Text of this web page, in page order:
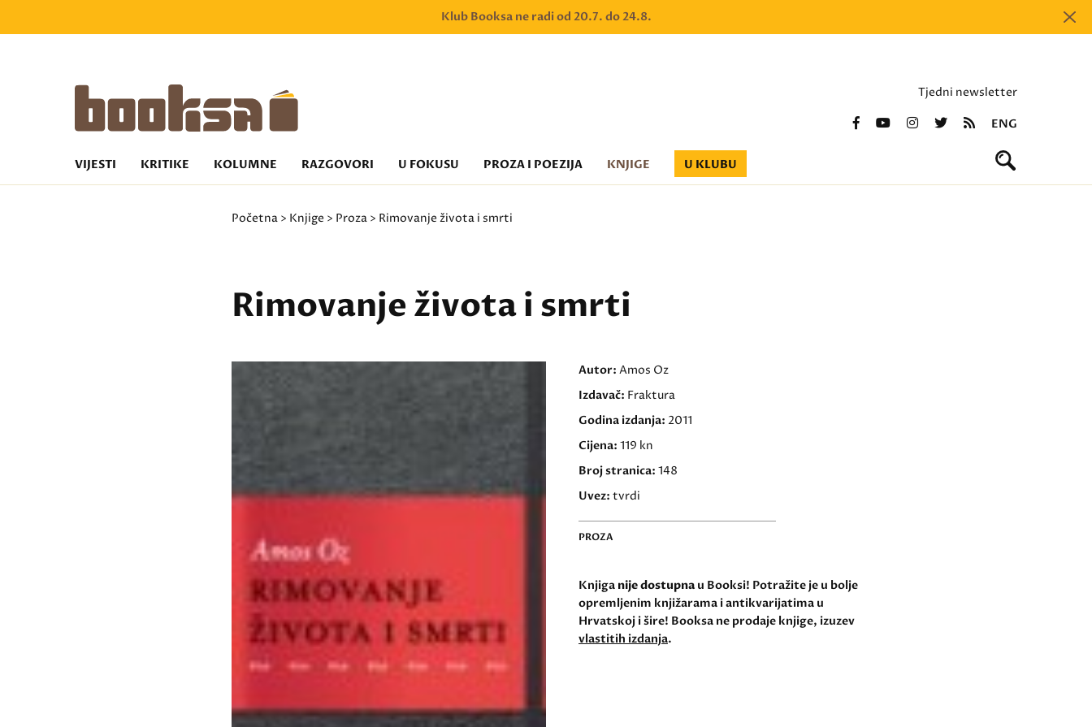
Klub Booksa ne radi od 20.7. do 24.8.
Tjedni newsletter
ENG
VIJESTI KRITIKE KOLUMNE RAZGOVORI U FOKUSU PROZA I POEZIJA KNJIGE U KLUBU
Početna > Knjige > Proza > Rimovanje života i smrti
Rimovanje života i smrti
Autor: Amos Oz
Izdavač: Fraktura
Godina izdanja: 2011
Cijena: 119 kn
Broj stranica: 148
Uvez: tvrdi
PROZA
Knjiga nije dostupna u Booksi! Potražite je u bolje
opremljenim knjižarama i antikvarijatima u
Hrvatskoj i šire! Booksa ne prodaje knjige, izuzev
vlastitih izdanja.